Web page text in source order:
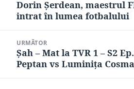
articole
Articolul
anterior:
Dorin Șerdean, maestrul
intrat în lumea fotbalului
URMĂTOR
Articolul
următor:
Șah – Mat la TVR 1 – S2
Peptan vs Luminița